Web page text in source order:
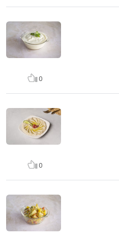
0
0